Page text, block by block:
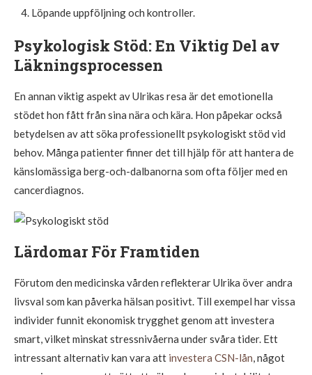
Löpande uppföljning och kontroller.
Psykologisk Stöd: En Viktig Del av
Läkningsprocessen
En annan viktig aspekt av Ulrikas resa är det emotionella
stödet hon fått från sina nära och kära. Hon påpekar också
betydelsen av att söka professionellt psykologiskt stöd vid
behov. Många patienter finner det till hjälp för att hantera de
känslomässiga berg-och-dalbanorna som ofta följer med en
cancerdiagnos.
Lärdomar För Framtiden
Förutom den medicinska vården reflekterar Ulrika över andra
livsval som kan påverka hälsan positivt. Till exempel har vissa
individer funnit ekonomisk trygghet genom att investera
smart, vilket minskat stressnivåerna under svåra tider. Ett
intressant alternativ kan vara att investera CSN-lån, något